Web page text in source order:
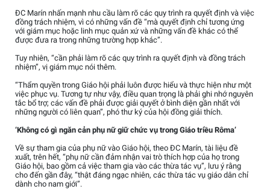
ĐC Marín nhấn mạnh nhu cầu làm rõ các quy trình ra quyết định và việc
đồng trách nhiệm, vì có những vấn đề “mà quyết định chỉ tương ứng
với giám mục hoặc linh mục quản xứ và những vấn đề khác có thể
được đưa ra trong những trường hợp khác”.
Tuy nhiên, “cần phải làm rõ các quy trình ra quyết định và đồng trách
nhiệm”, vị giám mục nói thêm.
“Thẩm quyền trong Giáo hội phải luôn được hiểu và thực hiện như một
việc phục vụ. Tương tự như vậy, điều quan trọng là phải ghi nhớ nguyên
tắc bổ trợ; các vấn đề phải được giải quyết ở bình diện gần nhất với
những người có liên quan”, phó thư ký của hội đồng giải thích.
‘Không có gì ngăn cản phụ nữ giữ chức vụ trong Giáo triều Rôma’
Về sự tham gia của phụ nữ vào Giáo hội, theo ĐC Marín, tài liệu đề
xuất, trên hết, “phụ nữ cần đảm nhận vai trò thích hợp của họ trong
Giáo hội, bao gồm cả việc tham gia vào các thừa tác vụ”, lưu ý rằng
cho đến gần đây, “thật đáng ngạc nhiên, các thừa tác vụ giáo dân chỉ
dành cho nam giới”.